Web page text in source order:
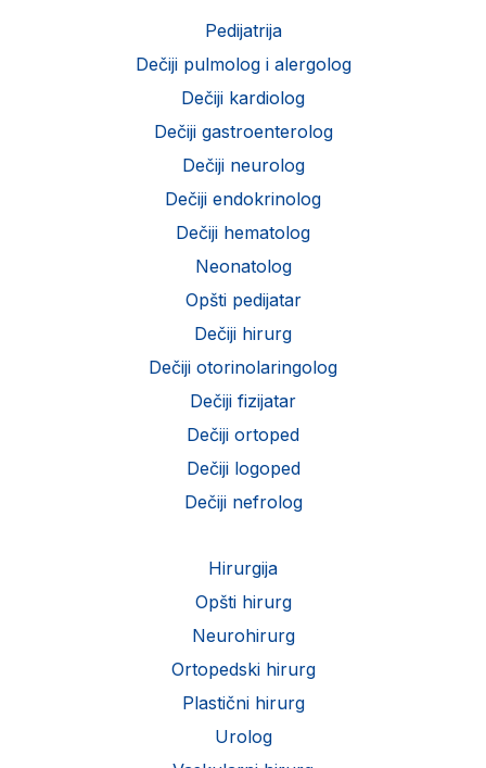
Pedijatrija
Dečiji pulmolog i alergolog
Dečiji kardiolog
Dečiji gastroenterolog
Dečiji neurolog
Dečiji endokrinolog
Dečiji hematolog
Neonatolog
Opšti pedijatar
Dečiji hirurg
Dečiji otorinolaringolog
Dečiji fizijatar
Dečiji ortoped
Dečiji logoped
Dečiji nefrolog
Hirurgija
Opšti hirurg
Neurohirurg
Ortopedski hirurg
Plastični hirurg
Urolog